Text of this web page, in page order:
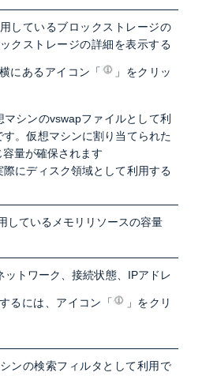
しているブロックストレージの
クストレージの詳細を表示する
にあるアイコン「 」をクリッ
マシンのvswapファイルとして利
す。仮想マシンに割り当てられた
容量が確保されます
際にディスク領域として利用する
しているメモリリソースの容量
ットワーク、接続状態、IPアドレ
るには、アイコン「 」をクリ
ンの検索フィルタとして利用で